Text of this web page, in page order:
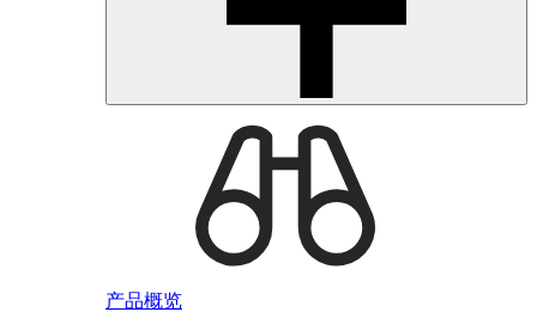
产品概览